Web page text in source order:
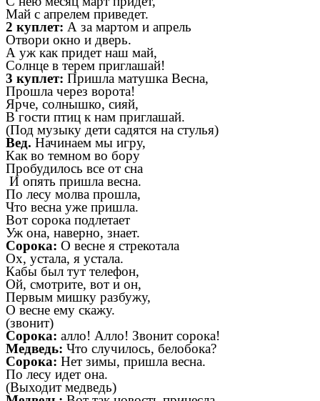
Май с апрелем приведет.
2 куплет: А за мартом и апрель
Отвори окно и дверь.
А уж как придет наш май,
Солнце в терем приглашай!
3 куплет: Пришла матушка Весна,
Прошла через ворота!
Ярче, солнышко, сияй,
В гости птиц к нам приглашай.
(Под музыку дети садятся на стулья)
Вед. Начинаем мы игру,
Как во темном во бору
Пробудилось все от сна
И опять пришла весна.
По лесу молва прошла,
Что весна уже пришла.
Вот сорока подлетает
Уж она, наверно, знает.
Сорока: О весне я стрекотала
Ох, устала, я устала.
Кабы был тут телефон,
Ой, смотрите, вот и он,
Первым мишку разбужу,
О весне ему скажу.
(звонит)
Сорока: алло! Алло! Звонит сорока!
Медведь: Что случилось, белобока?
Сорока: Нет зимы, пришла весна.
По лесу идет она.
(Выходит медведь)